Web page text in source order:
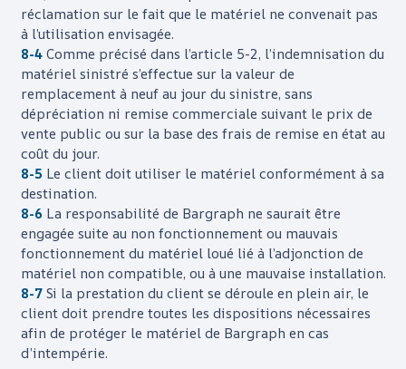
réclamation sur le fait que le matériel ne convenait pas
à l’utilisation envisagée.
8-4 Comme précisé dans l’article 5-2, l’indemnisation du
matériel sinistré s’effectue sur la valeur de
remplacement à neuf au jour du sinistre, sans
dépréciation ni remise commerciale suivant le prix de
vente public ou sur la base des frais de remise en état au
coût du jour.
8-5 Le client doit utiliser le matériel conformément à sa
destination.
8-6 La responsabilité de Bargraphne saurait être
engagée suite au non fonctionnement ou mauvais
fonctionnement du matériel loué lié à l’adjonction de
matériel non compatible, ou à une mauvaise installation.
8-7 Si la prestation du client se déroule en plein air, le
client doit prendre toutes les dispositions nécessaires
afin de protéger le matériel de Bargraphen cas
d’intempérie.